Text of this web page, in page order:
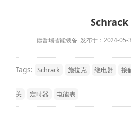
Schrack
德普瑞智能装备 发布于：2024-
Tags: Schrack 施拉克 继电器 接
关 定时器 电能表